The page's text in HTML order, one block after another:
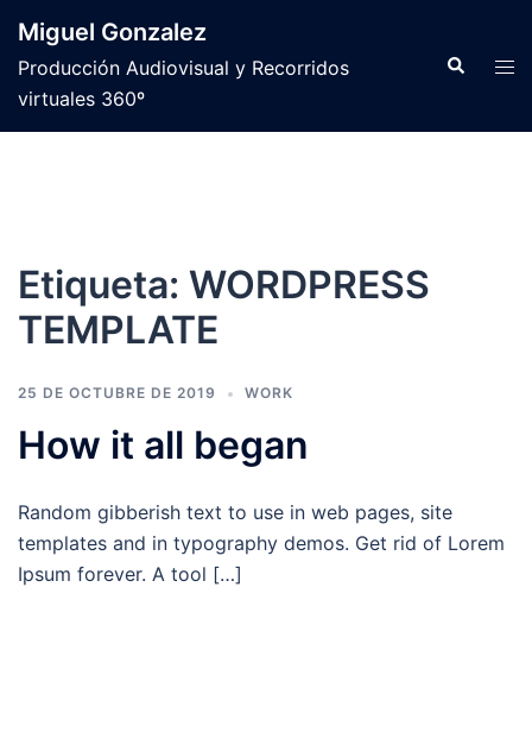
contenido
Miguel Gonzalez
Producción Audiovisual y Recorridos
virtuales 360º
Buscar
Etiqueta: WORDPRESS
TEMPLATE
25 DE OCTUBRE DE 2019 WORK
How it all began
Random gibberish text to use in web pages, site
templates and in typography demos. Get rid of Lorem
Ipsum forever. A tool […]